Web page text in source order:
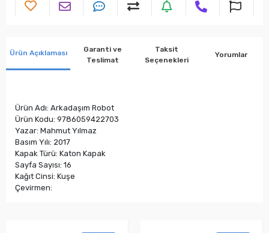
Ürün Açıklaması
Garanti ve
Teslimat
Taksit
Seçenekleri
Yorumlar
Ürün Adı: Arkadaşım Robot
Ürün Kodu: 9786059422703
Yazar: Mahmut Yılmaz
Basım Yılı: 2017
Kapak Türü: Katon Kapak
Sayfa Sayısı: 16
Kağıt Cinsi: Kuşe
Çevirmen: